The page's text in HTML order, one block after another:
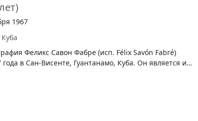
1967
Куба
Феликс Савон Фабре (исп. Félix Savón Fabré)
года в Сан-Висенте, Гуантанамо, Куба. Он является и…